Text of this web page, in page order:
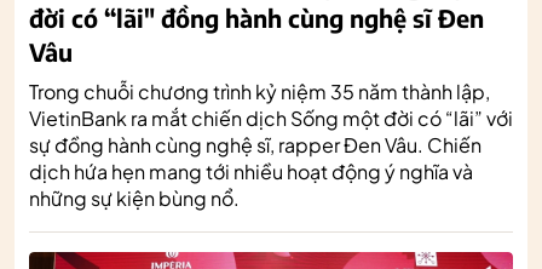
đời có “lãi" đồng hành cùng nghệ sĩ Đen
Vâu
Trong chuỗi chương trình kỷ niệm 35 năm thành lập,
VietinBank ra mắt chiến dịch Sống một đời có “lãi” với
sự đồng hành cùng nghệ sĩ, rapper Đen Vâu. Chiến
dịch hứa hẹn mang tới nhiều hoạt động ý nghĩa và
những sự kiện bùng nổ.